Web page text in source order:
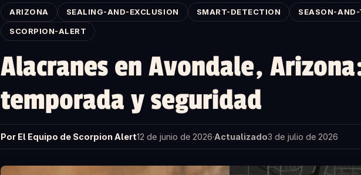
ARIZONA SEALING-AND-EXCLUSION SMART-DETECTION SEASON-
SCORPION-ALERT
Alacranes en Avondale,
temporada y seguridad
Por El Equipo de Scorpion Alert12 de junio de 2026·Actualizado3 de julio de 2026